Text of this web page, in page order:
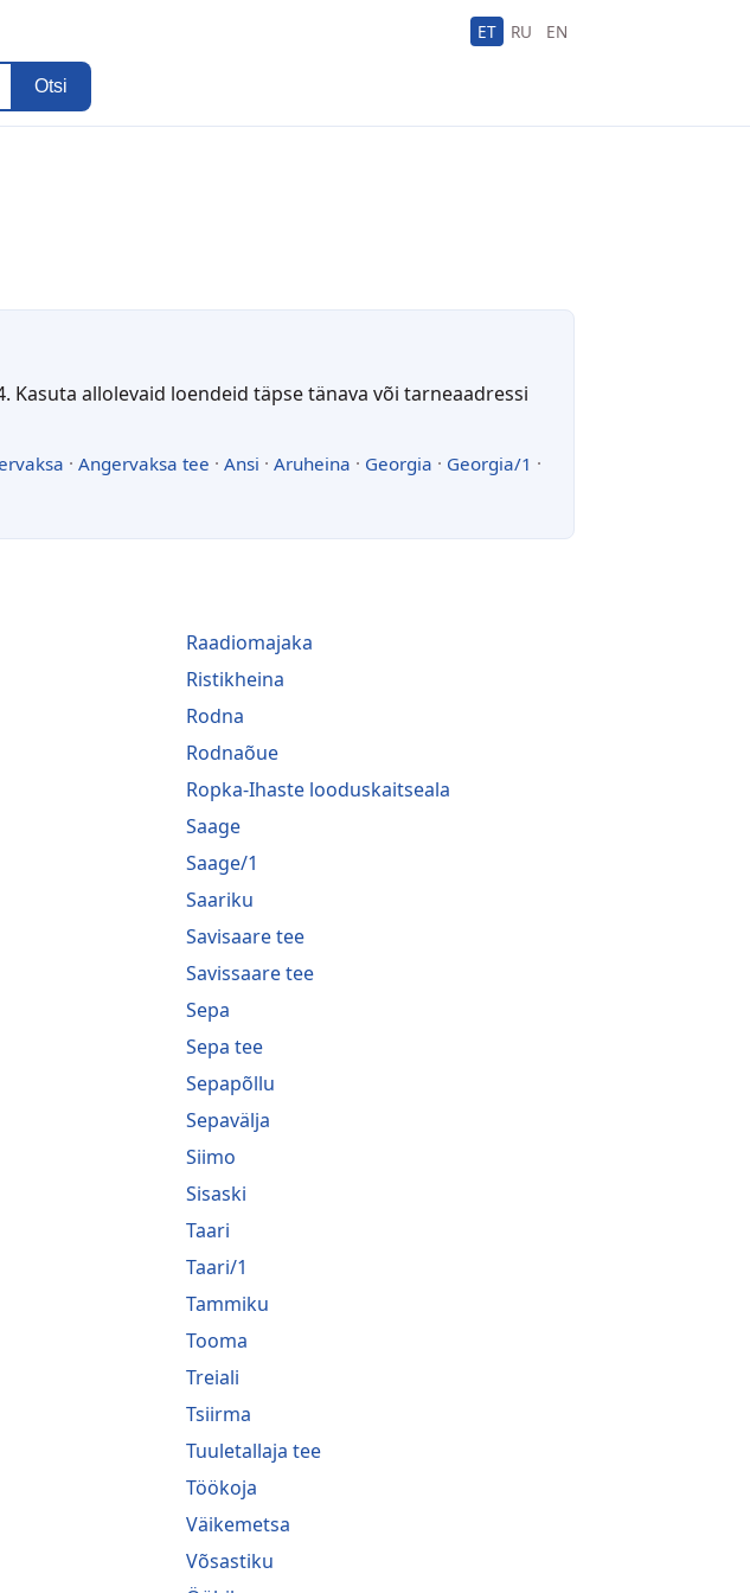
ET RU EN
Otsi
allolevaid loendeid täpse tänava või tarneaadressi
· Angervaksa tee · Ansi · Aruheina · Georgia · Georgia/1 ·
Raadiomajaka
Ristikheina
Rodna
Rodnaõue
Ropka-Ihaste looduskaitseala
Saage
Saage/1
Saariku
Savisaare tee
Savissaare tee
Sepa
Sepa tee
Sepapõllu
Sepavälja
Siimo
Sisaski
Taari
Taari/1
Tammiku
Tooma
Treiali
Tsiirma
Tuuletallaja tee
Töökoja
Väikemetsa
Võsastiku